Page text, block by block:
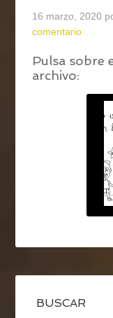
16 marzo, 2020
comentario
Pulsa sobre
archivo:
BUSCAR